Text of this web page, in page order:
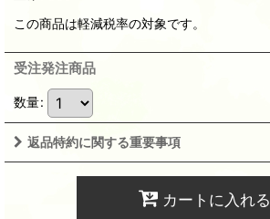
この商品は軽減税率の対象です。
受注発注商品
数量:
返品特約に関する重要事項
カートに入れる